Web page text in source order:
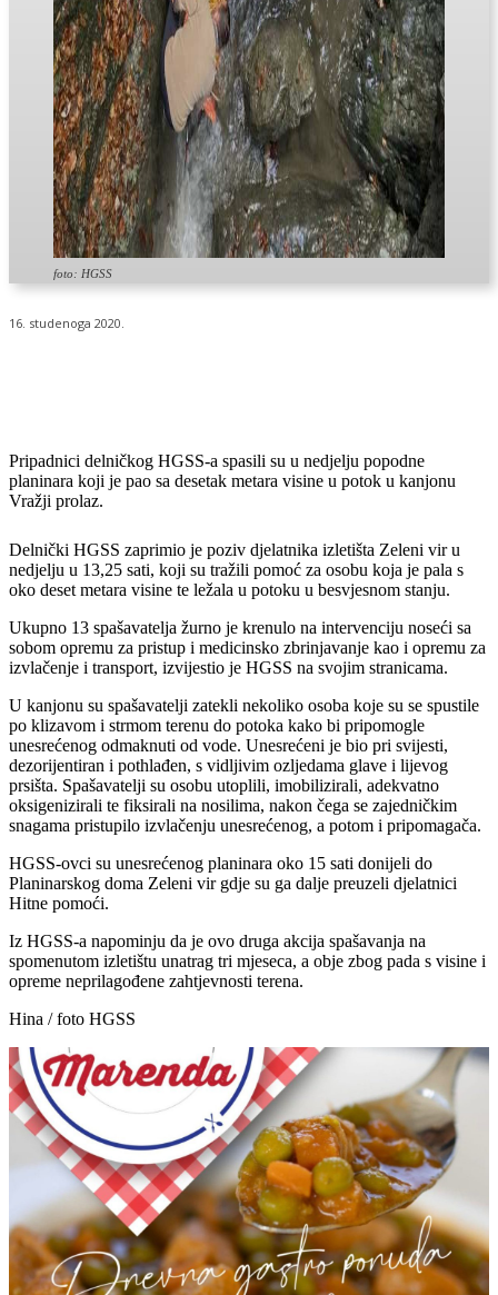
foto: HGSS
16. studenoga 2020.
Pripadnici delničkog HGSS-a spasili su u nedjelju popodne
planinara koji je pao sa desetak metara visine u potok u kanjonu
Vražji prolaz.
Delnički HGSS zaprimio je poziv djelatnika izletišta Zeleni vir u
nedjelju u 13,25 sati, koji su tražili pomoć za osobu koja je pala s
oko deset metara visine te ležala u potoku u besvjesnom stanju.
Ukupno 13 spašavatelja žurno je krenulo na intervenciju noseći sa
sobom opremu za pristup i medicinsko zbrinjavanje kao i opremu za
izvlačenje i transport, izvijestio je HGSS na svojim stranicama.
U kanjonu su spašavatelji zatekli nekoliko osoba koje su se spustile
po klizavom i strmom terenu do potoka kako bi pripomogle
unesrećenog odmaknuti od vode. Unesrećeni je bio pri svijesti,
dezorijentiran i pothlađen, s vidljivim ozljedama glave i lijevog
prsišta. Spašavatelji su osobu utoplili, imobilizirali, adekvatno
oksigenizirali te fiksirali na nosilima, nakon čega se zajedničkim
snagama pristupilo izvlačenju unesrećenog, a potom i pripomagača.
HGSS-ovci su unesrećenog planinara oko 15 sati donijeli do
Planinarskog doma Zeleni vir gdje su ga dalje preuzeli djelatnici
Hitne pomoći.
Iz HGSS-a napominju da je ovo druga akcija spašavanja na
spomenutom izletištu unatrag tri mjeseca, a obje zbog pada s visine i
opreme neprilagođene zahtjevnosti terena.
Hina / foto HGSS